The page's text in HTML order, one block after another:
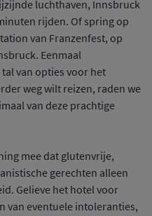
luchthaven, Innsbruck
rijden. Of spring op
van Franzenfest, op
Eenmaal
van opties voor het
weg wilt reizen, raden we
van deze prachtige
mee dat glutenvrije,
gerechten alleen
Gelieve het hotel voor
van eventuele intoleranties,